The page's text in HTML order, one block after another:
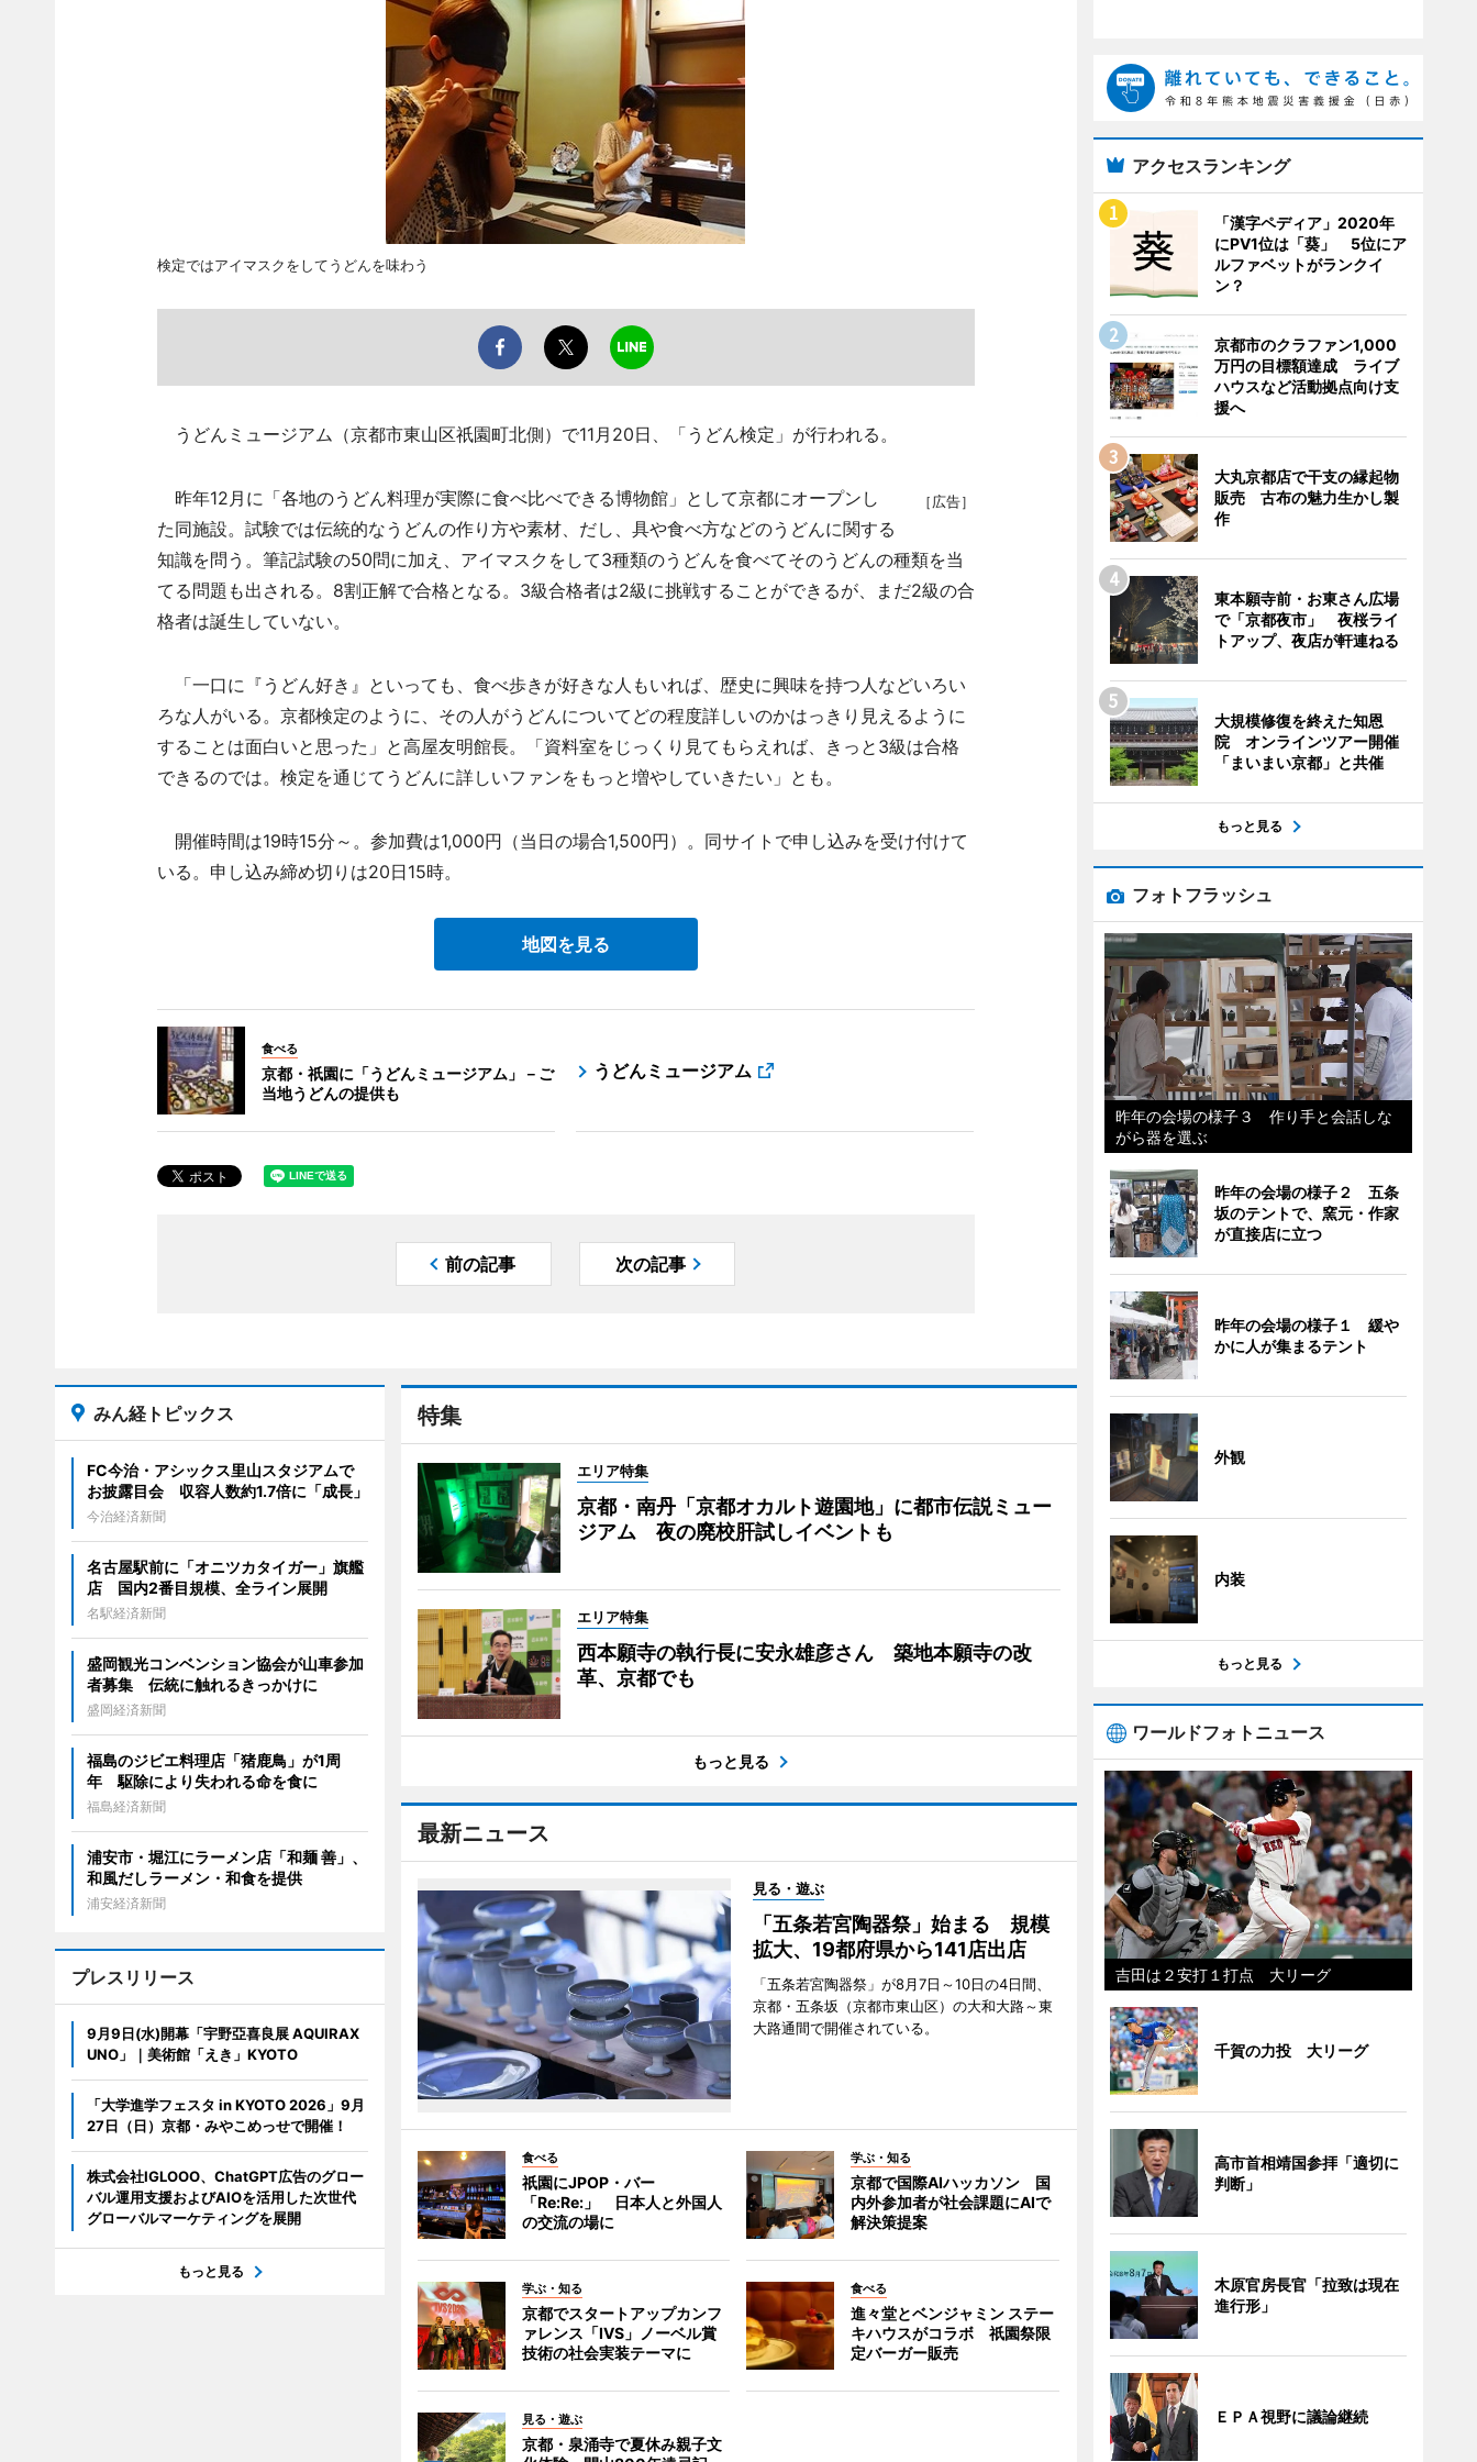
検定ではアイマスクをしてうどんを味わう
うどんミュージアム（京都市東山区祇園町北側）で11月20日、「うどん検定」が行われる。
［広告］
昨年12月に「各地のうどん料理が実際に食べ比べできる博物館」として京都にオープンし
た同施設。試験では伝統的なうどんの作り方や素材、だし、具や食べ方などのうどんに関する
知識を問う。筆記試験の50問に加え、アイマスクをして3種類のうどんを食べてそのうどんの種類を当
てる問題も出される。8割正解で合格となる。3級合格者は2級に挑戦することができるが、まだ2級の合
格者は誕生していない。
「一口に『うどん好き』といっても、食べ歩きが好きな人もいれば、歴史に興味を持つ人などいろい
ろな人がいる。京都検定のように、その人がうどんについてどの程度詳しいのかはっきり見えるように
することは面白いと思った」と高屋友明館長。「資料室をじっくり見てもらえれば、きっと3級は合格
できるのでは。検定を通じてうどんに詳しいファンをもっと増やしていきたい」とも。
開催時間は19時15分～。参加費は1,000円（当日の場合1,500円）。同サイトで申し込みを受け付けて
いる。申し込み締め切りは20日15時。
地図を見る
食べる
京都・祇園に「うどんミュージアム」－ご
当地うどんの提供も
うどんミュージアム
前の記事 次の記事
特集
エリア特集
京都・南丹「京都オカルト遊園地」に都市伝説ミュー
ジアム 夜の廃校肝試しイベントも
エリア特集
西本願寺の執行長に安永雄彦さん 築地本願寺の改
革、京都でも
もっと見る
最新ニュース
見る・遊ぶ
「五条若宮陶器祭」始まる 規模
拡大、19都府県から141店出店
「五条若宮陶器祭」が8月7日～10日の4日間、
京都・五条坂（京都市東山区）の大和大路～東
大路通間で開催されている。
食べる
祇園にJPOP・バー
「Re:Re:」 日本人と外国人
の交流の場に
学ぶ・知る
京都で国際AIハッカソン 国
内外参加者が社会課題にAIで
解決策提案
学ぶ・知る
京都でスタートアップカンフ
ァレンス「IVS」ノーベル賞
技術の社会実装テーマに
食べる
進々堂とベンジャミン ステー
キハウスがコラボ 祇園祭限
定バーガー販売
見る・遊ぶ
京都・泉涌寺で夏休み親子文
みん経トピックス
FC今治・アシックス里山スタジアムで
お披露目会 収容人数約1.7倍に「成長」
今治経済新聞
名古屋駅前に「オニツカタイガー」旗艦
店 国内2番目規模、全ライン展開
名駅経済新聞
盛岡観光コンベンション協会が山車参加
者募集 伝統に触れるきっかけに
盛岡経済新聞
福島のジビエ料理店「猪鹿鳥」が1周
年 駆除により失われる命を食に
福島経済新聞
浦安市・堀江にラーメン店「和麺 善」、
和風だしラーメン・和食を提供
浦安経済新聞
プレスリリース
9月9日(水)開幕「宇野亞喜良展 AQUIRAX
UNO」｜美術館「えき」KYOTO
「大学進学フェスタ in KYOTO 2026」9月
27日（日）京都・みやこめっせで開催！
株式会社IGLOOO、ChatGPT広告のグロー
バル運用支援およびAIOを活用した次世代
グローバルマーケティングを展開
もっと見る
アクセスランキング
「漢字ペディア」2020年
にPV1位は「葵」 5位にア
ルファベットがランクイ
ン？
京都市のクラファン1,000
万円の目標額達成 ライブ
ハウスなど活動拠点向け支
援へ
大丸京都店で干支の縁起物
販売 古布の魅力生かし製
作
東本願寺前・お東さん広場
で「京都夜市」 夜桜ライ
トアップ、夜店が軒連ねる
大規模修復を終えた知恩
院 オンラインツアー開催
「まいまい京都」と共催
もっと見る
フォトフラッシュ
昨年の会場の様子３ 作り手と会話しな
がら器を選ぶ
昨年の会場の様子２ 五条
坂のテントで、窯元・作家
が直接店に立つ
昨年の会場の様子１ 緩や
かに人が集まるテント
外観
内装
もっと見る
ワールドフォトニュース
吉田は２安打１打点 大リーグ
千賀の力投 大リーグ
高市首相靖国参拝「適切に
判断」
木原官房長官「拉致は現在
進行形」
ＥＰＡ視野に議論継続